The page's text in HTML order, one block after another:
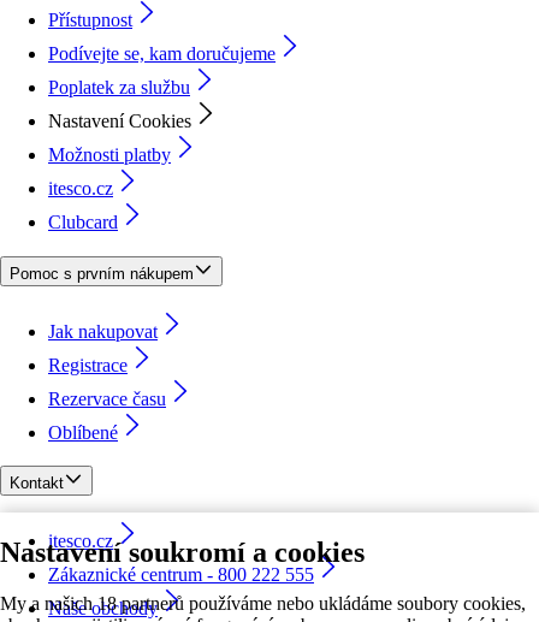
Nastavení soukromí a cookies
My a našich 18 partnerů používáme nebo ukládáme soubory cookies,
Přístupnost
Podívejte se, kam doručujeme
Poplatek za službu
Nastavení Cookies
Možnosti platby
itesco.cz
Clubcard
Pomoc s prvním nákupem
Jak nakupovat
Registrace
Rezervace času
Oblíbené
Kontakt
itesco.cz
Zákaznické centrum - 800 222 555
Naše obchody